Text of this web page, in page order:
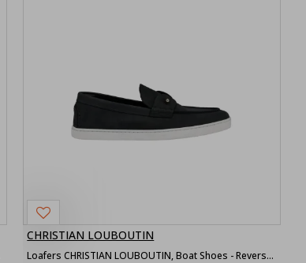
CHRISTIAN LOUBOUTIN
Loafers CHRISTIAN LOUBOUTIN, Boat Shoes - Reversed nubuck leather - Black - Men